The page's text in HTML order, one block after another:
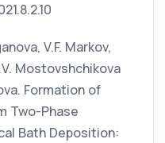
V.F. Markov,
Mostovshchikova
Formation of
Two-Phase
Bath Deposition: